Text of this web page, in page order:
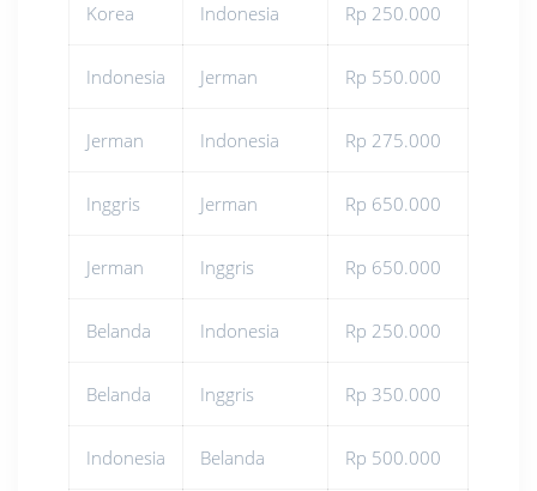
Korea Indonesia Rp 250.000
Indonesia Jerman Rp 550.000
Jerman Indonesia Rp 275.000
Inggris Jerman Rp 650.000
Jerman Inggris Rp 650.000
Belanda Indonesia Rp 250.000
Belanda Inggris Rp 350.000
Indonesia Belanda Rp 500.000